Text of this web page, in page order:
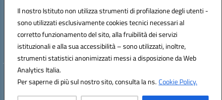
Il nostro Istituto non utilizza strumenti di profilazione degli utenti -
sono utilizzati esclusivamente cookies tecnici necessari al
corretto funzionamento del sito, alla fruibilità dei servizi
istituzionali e alla sua accessibilità – sono utilizzati, inoltre,
strumenti statistici anonimizzati messi a disposizione da Web
Analytics Italia.
Per saperne di più sul nostro sito, consulta la ns.Cookie Policy.
Codice fiscale: 84000690796
Codice meccanografico:CZRH04000Q
Codice Indice delle Pubbliche Amministrazioni (IPA): istsc_czrh04000q
Codice unico di fatturazione (CUF): UF9M13
Hosting & Powered by 3D Solution S.r.l.
Concept & Design by Designers Italia